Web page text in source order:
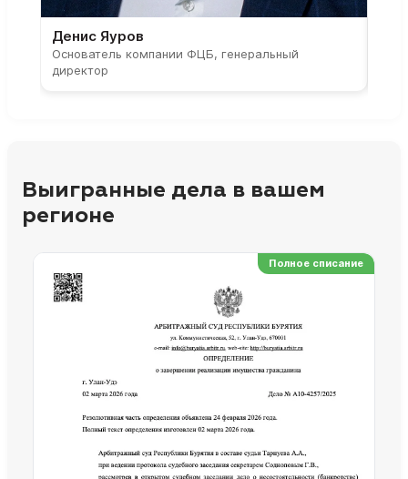
Денис Яуров
Основатель компании ФЦБ, генеральный
директор
Выигранные дела в вашем
регионе
Полное списание